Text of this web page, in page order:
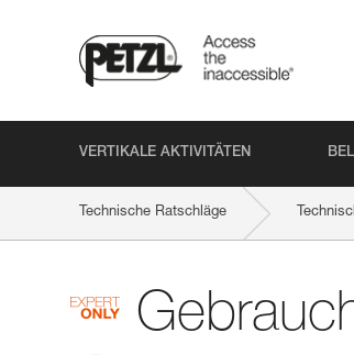
VERTIKALE AKTIVITÄTEN
Technische Ratschläge